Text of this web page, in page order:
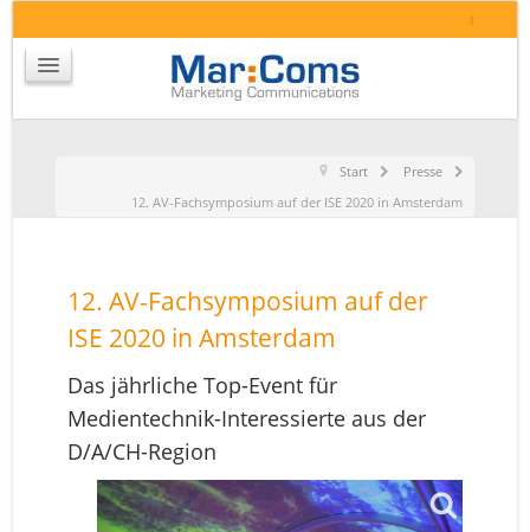
I
Start
Presse
12. AV-Fachsymposium auf der ISE 2020 in Amsterdam
12. AV-Fachsymposium auf der
ISE 2020 in Amsterdam
Das jährliche Top-Event für
Medientechnik-Interessierte aus der
D/A/CH-Region